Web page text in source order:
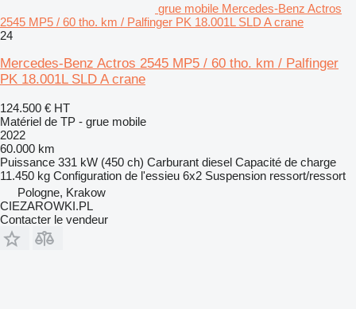
grue mobile Mercedes-Benz Actros
2545 MP5 / 60 tho. km / Palfinger PK 18.001L SLD A crane
24
Mercedes-Benz Actros 2545 MP5 / 60 tho. km / Palfinger
PK 18.001L SLD A crane
124.500 € HT
Matériel de TP - grue mobile
2022
60.000 km
Puissance 331 kW (450 ch) Carburant diesel Capacité de charge
11.450 kg Configuration de l'essieu 6x2 Suspension ressort/ressort
Pologne, Krakow
CIEZAROWKI.PL
Contacter le vendeur